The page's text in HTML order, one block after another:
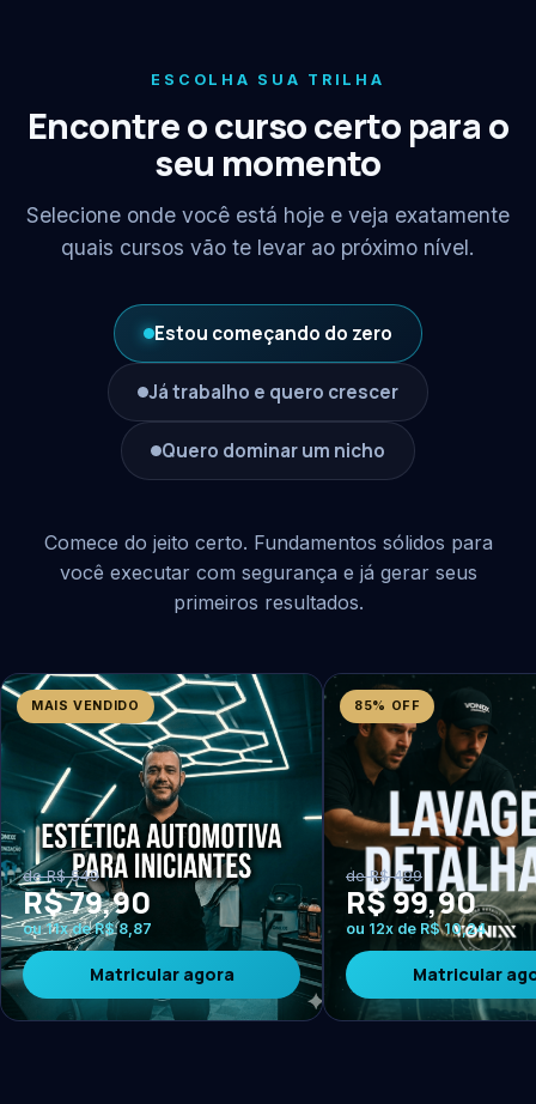
ESCOLHA SUA TRILHA
Encontre o curso certo para o
seu momento
Selecione onde você está hoje e veja exatamente
quais cursos vão te levar ao próximo nível.
Estou começando do zero
Já trabalho e quero crescer
Quero dominar um nicho
Comece do jeito certo. Fundamentos sólidos para
você executar com segurança e já gerar seus
primeiros resultados.
MAIS VENDIDO
de R$ 549
R$ 79,90
ou 11x de R$ 8,87
Matricular agora
85% OFF
de R$ 499
R$ 99,90
ou 12x de R$ 10,24
Matricular